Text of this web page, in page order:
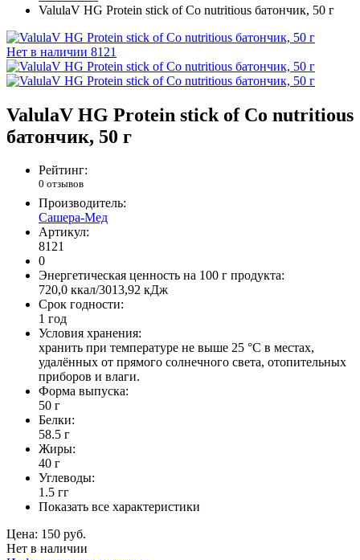
ValulaV HG Protein stick of Co nutritious батончик, 50 г
Нет в наличии 8121
ValulaV HG Protein stick of Co nutritious
батончик, 50 г
Рейтинг:
0 отзывов
Производитель:
Сашера-Мед
Артикул:
8121
0
Энергетическая ценность на 100 г продукта:
720,0 ккал/3013,92 кДж
Срок годности:
1 год
Условия хранения:
хранить при температуре не выше 25 °С в местах,
удалённых от прямого солнечного света, отопительных
приборов и влаги.
Форма выпуска:
50 г
Белки:
58.5 г
Жиры:
40 г
Углеводы:
1.5 гг
Показать все характеристики
Цена: 150 руб.
Нет в наличии